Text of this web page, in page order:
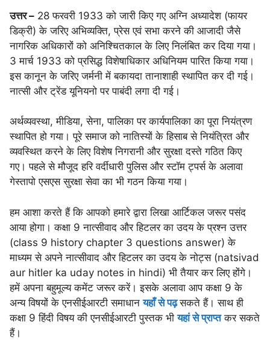
उत्तर – 28 फरवरी 1933 को जारी किए गए अग्नि अध्यादेश (फायर
डिक्री) के जरिए अभिव्यक्ति, प्रेस एवं सभा करने की आजादी जैसे
नागरिक अधिकारों को अनिश्चितकाल के लिए निलंबित कर दिया गया।
3 मार्च 1933 को प्रसिद्ध विशेषाधिकार अधिनियम पारित किया गया।
इस कानून के जरिए जर्मनी में बकायदा तानाशाही स्थापित कर दी गई।
नात्सी और ट्रेंड यूनियनो पर पाबंदी लगा दी गई।
अर्थव्यवस्था, मीडिया, सेना, पालिका पर कार्यपालिका का पूरा नियंत्रण
स्थापित हो गया। पूरे समाज को नातिस्यों के हिसाब से नियंत्रित और
व्यवस्थित करने के लिए विशेष निगरानी और सुरक्षा दस्ते गठित किए
गए। पहले से मौजूद हरि वर्दीधारी पुलिस और स्टॉम ट्पर्स के अलावा
गेस्तापो एसएस सुरक्षा सेवा का भी गठन किया गया।
हम आशा करते हैं कि आपको हमारे द्वारा लिखा आर्टिकल जरूर पसंद
आया होगा। कक्षा 9 नात्सीवाद और हिटलर का उदय के प्रश्न उत्तर
(class 9 history chapter 3 questions answer) के
माध्यम से अपने नात्सीवाद और हिटलर का उदय के नोट्स (natsivad
aur hitler ka uday notes in hindi) भी तैयार कर लिए होंगे।
हमें अपना बहुमूल्य कमेंट जरूर करें। इसके अलावा आप कक्षा 9 के
अन्य विषयों के एनसीईआरटी समाधानयहाँ से पढ़ सकते हैं। साथ ही
कक्षा 9 हिंदी विषय की एनसीईआरटी पुस्तक भीयहां से प्राप्तकर सकते
हैं।